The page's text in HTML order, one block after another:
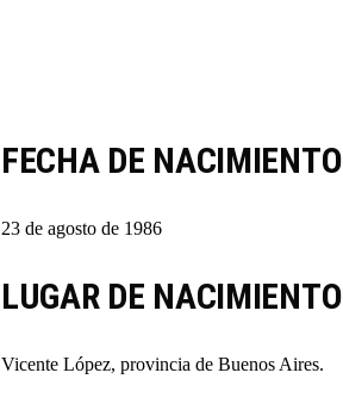
FECHA DE NACIMIENTO
23 de agosto de 1986
LUGAR DE NACIMIENTO
Vicente López, provincia de Buenos Aires.